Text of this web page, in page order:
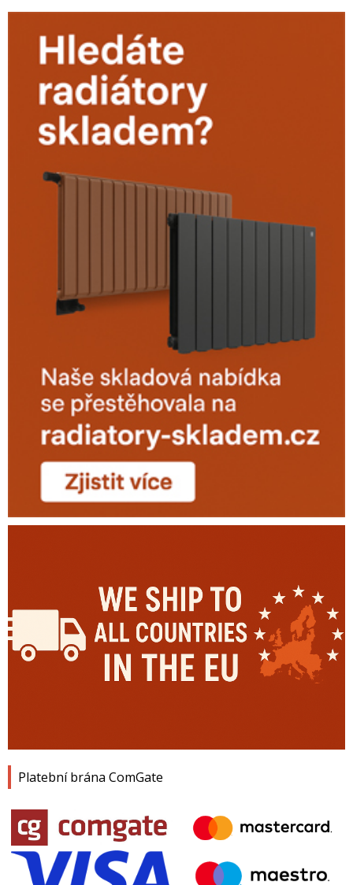
Platební brána ComGate